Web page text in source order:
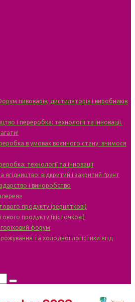
пивоварів, дистиляторів і виробників
і переробка: технології та інновації.
в умовах воєнного стану: вчимося
технології та інновації
ягідництво: відкритий і закритий ґрунт
і виноробство
продукту (зерняткові)
продукту (кісточкові)
горіховий форум
та холодної логістики ягід